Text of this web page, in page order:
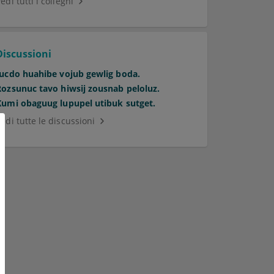
huahibe vojub gewlig boda.
tavo hiwsij zousnab peloluz.
obaguug lupupel utibuk sutget.
Vedi tutte le discussioni